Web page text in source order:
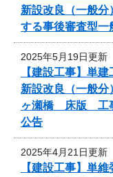
新設改良（一般
する事後審査型一
2025年5月19日更新
【建設工事】単
新設改良（一般
ヶ瀬橋 床版 工
公告
2025年4月21日更新
【建設工事】単